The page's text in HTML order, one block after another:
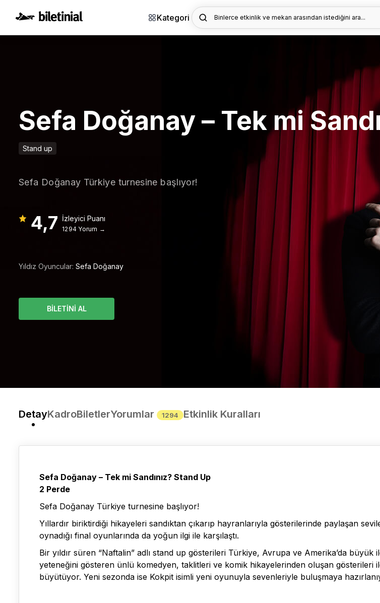
Kategori Binlerce etkinlik ve mekan arasından istediğini ara...
Sefa Doğanay – Tek mi
Stand up
Sefa Doğanay Türkiye turnesine başlıyor!
4,7 İzleyici Puanı
1294 Yorum →
Yıldız Oyuncular: Sefa Doğanay
BİLETİNİ AL
DetayKadroBiletlerYorumlar 1294 Etkinlik Kuralları
Sefa Doğanay – Tek mi Sandınız? Stand Up
2 Perde
Sefa Doğanay Türkiye turnesine başlıyor!
Yıllardır biriktirdiği hikayeleri sandıktan çıkarıp hayranlarıyla gösterilerinde paylaşan
oynadığı final oyunlarında da yoğun ilgi ile karşılaştı.
Bir yıldır süren “Naftalin” adlı stand up gösterileri Türkiye, Avrupa ve Amerika’da büyük
yeteneğini gösteren ünlü komedyen, taklitleri ve komik hikayelerinden oluşan gösterileri
büyütüyor. Yeni sezonda ise Kokpit isimli yeni oyunuyla sevenleriyle buluşmaya